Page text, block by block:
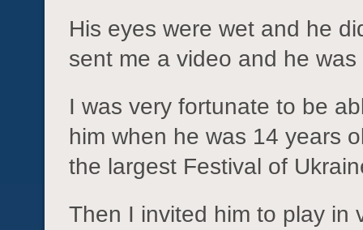
His eyes were wet and he
sent me a video and he
I was very fortunate to be
him when he was 14 years
the largest Festival of
Then I invited him to play in